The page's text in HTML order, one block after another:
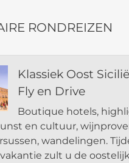
RONDREIZEN
Klassiek Oost
Fly en Drive
Boutique hotels,
en cultuur,
wandelingen.
zult u de